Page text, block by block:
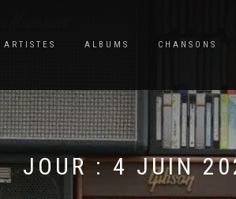
ARTISTES ALBUMS CHANSONS
JOUR :4 JUIN